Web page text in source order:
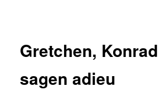
Gretchen,
sagen adieu